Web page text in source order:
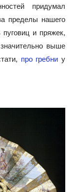
придумал
пределы нашего
и пряжек,
выше
про гребни у